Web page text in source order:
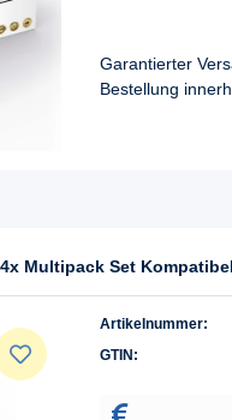
Garantierter
Bestellung
Multipack Set
Artikelnummer:
GTIN: